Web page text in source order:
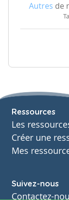
Autres de
Ressources
Les
Créer une
Mes
Suivez-nous
Contactez-